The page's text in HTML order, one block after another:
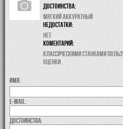
Достоинства:
Мягкий аккуратный
недостатки:
Нет
коментарий:
Классическими станками
оценки.
Имя:
E-MAIL:
Достоинства: